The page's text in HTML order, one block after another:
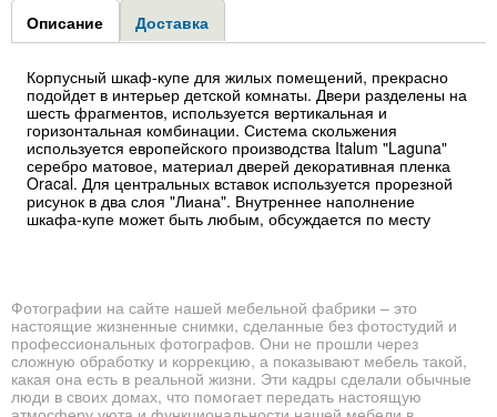
Group1
Описание (активная
вкладка)
Доставка
Корпусный шкаф-купе для жилых помещений, прекрасно
подойдет в интерьер детской комнаты. Двери разделены на
шесть фрагментов, используется вертикальная и
горизонтальная комбинации. Система скольжения
используется европейского производства Italum "Laguna"
серебро матовое, материал дверей декоративная пленка
Oracal. Для центральных вставок используется прорезной
рисунок в два слоя "Лиана". Внутреннее наполнение
шкафа-купе может быть любым, обсуждается по месту
Фотографии на сайте нашей мебельной фабрики – это
настоящие жизненные снимки, сделанные без фотостудий и
профессиональных фотографов. Они не прошли через
сложную обработку и коррекцию, а показывают мебель такой,
какая она есть в реальной жизни. Эти кадры сделали обычные
люди в своих домах, что помогает передать настоящую